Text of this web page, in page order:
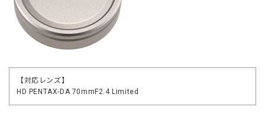
【対応レンズ】
HD PENTAX-DA 70mmF2.4 Limited